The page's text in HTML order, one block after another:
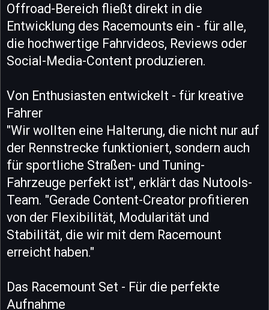
Offroad-Bereich fließt direkt in die
Entwicklung des Racemounts ein - für alle,
die hochwertige Fahrvideos, Reviews oder
Social-Media-Content produzieren.
Von Enthusiasten entwickelt - für kreative
Fahrer
"Wir wollten eine Halterung, die nicht nur auf
der Rennstrecke funktioniert, sondern auch
für sportliche Straßen- und Tuning-
Fahrzeuge perfekt ist", erklärt das Nutools-
Team. "Gerade Content-Creator profitieren
von der Flexibilität, Modularität und
Stabilität, die wir mit dem Racemount
erreicht haben."
Das Racemount Set - Für die perfekte
Aufnahme